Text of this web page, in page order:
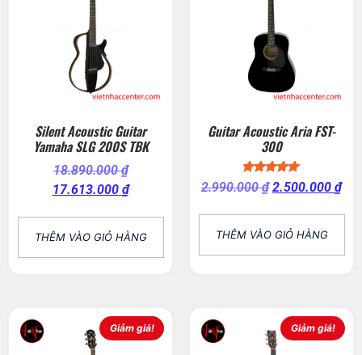
Silent Acoustic Guitar
Yamaha SLG 200S TBK
18.890.000₫
17.613.000 ₫
THÊM VÀO GIỎ HÀNG
Guitar Acoustic Aria FST-
300
Được xếp
hạng
5 sao
2.990.000₫ 2.500.000 ₫
THÊM VÀO GIỎ HÀNG
Giảm giá! Giảm giá!